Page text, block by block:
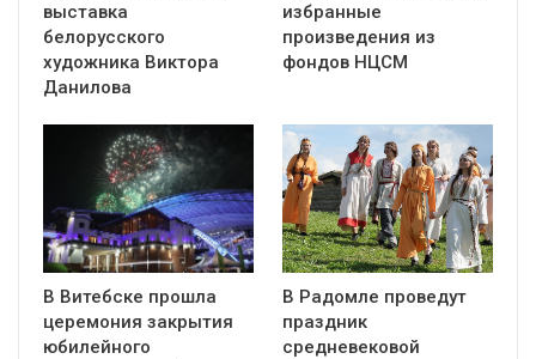
выставка
белорусского
художника Виктора
Данилова
избранные
произведения из
фондов НЦСМ
В Витебске прошла
церемония закрытия
юбилейного
В Радомле проведут
праздник
средневековой